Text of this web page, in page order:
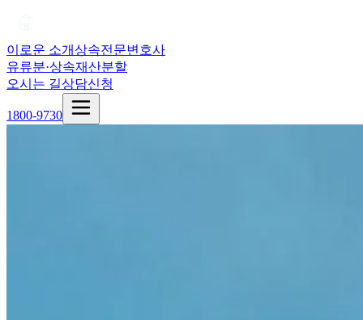
이로운 소개상속전문변호사
유류분·상속재산분할
오시는 길상담신청
1800-9730